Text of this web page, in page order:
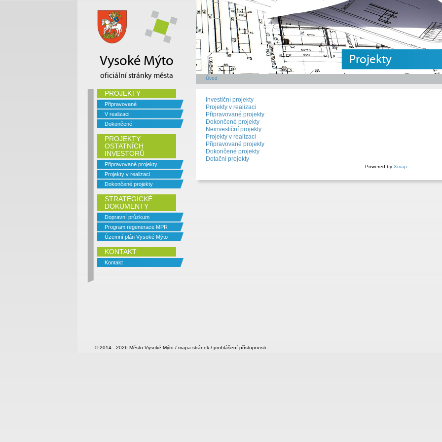
Vysoké Mýto
oficiální stránky města
Projekty
Úvod
PROJEKTY
Připravované
V realizaci
Dokončené
PROJEKTY
OSTATNÍCH
INVESTORŮ
Připravované projekty
Projekty v realizaci
Dokončené projekty
STRATEGICKÉ
DOKUMENTY
Dopravní průzkum
Program regenerace MPR
Územní plán Vysoké Mýto
KONTAKT
Kontakt
Investiční projekty
Projekty v realizaci
Připravované projekty
Dokončené projekty
Neinvestiční projekty
Projekty v realizaci
Připravované projekty
Dokončené projekty
Dotační projekty
Powered by Xmap
© 2014 - 2026 Město Vysoké Mýto / mapa stránek / prohlášení přístupnosti